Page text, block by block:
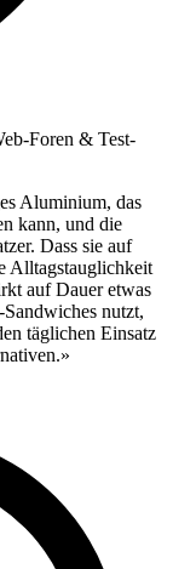
Foren & Test-
Aluminium, das
kann, und die
Dass sie auf
Alltagstauglichkeit
auf Dauer etwas
nutzt,
täglichen Einsatz